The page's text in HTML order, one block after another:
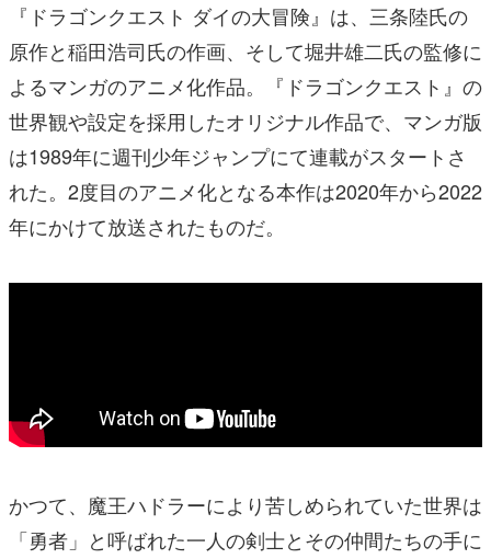
『ドラゴンクエスト ダイの大冒険』は、三条陸氏の
原作と稲田浩司氏の作画、そして堀井雄二氏の監修に
よるマンガのアニメ化作品。『ドラゴンクエスト』の
世界観や設定を採用したオリジナル作品で、マンガ版
は1989年に週刊少年ジャンプにて連載がスタートさ
れた。2度目のアニメ化となる本作は2020年から2022
年にかけて放送されたものだ。
かつて、魔王ハドラーにより苦しめられていた世界は
「勇者」と呼ばれた一人の剣士とその仲間たちの手に